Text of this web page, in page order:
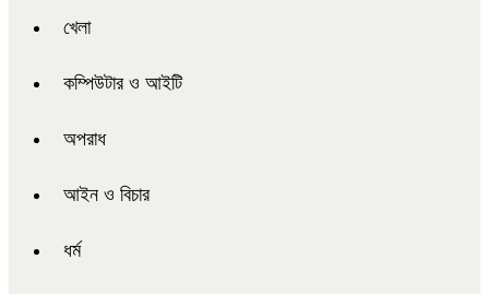
খেলা
কম্পিউটার ও আইটি
অপরাধ
আইন ও বিচার
ধর্ম